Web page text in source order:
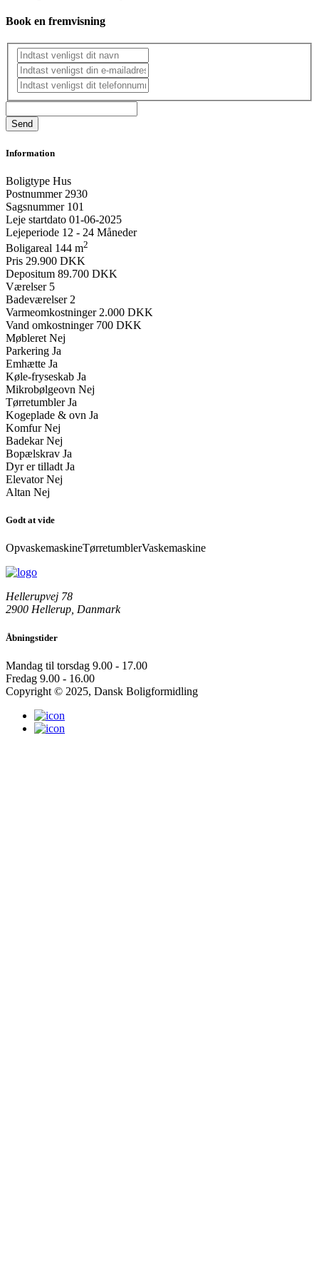
Book en fremvisning
Information
Boligtype Hus
Postnummer 2930
Sagsnummer 101
Leje startdato 01-06-2025
Lejeperiode 12 - 24 Måneder
Boligareal 144 m2
Pris 29.900 DKK
Depositum 89.700 DKK
Værelser 5
Badeværelser 2
Varmeomkostninger 2.000 DKK
Vand omkostninger 700 DKK
Møbleret Nej
Parkering Ja
Emhætte Ja
Køle-fryseskab Ja
Mikrobølgeovn Nej
Tørretumbler Ja
Kogeplade & ovn Ja
Komfur Nej
Badekar Nej
Bopælskrav Ja
Dyr er tilladt Ja
Elevator Nej
Altan Nej
Godt at vide
OpvaskemaskineTørretumblerVaskemaskine
Hellerupvej 78
2900 Hellerup, Danmark
Åbningstider
Mandag til torsdag 9.00 - 17.00
Fredag 9.00 - 16.00
Copyright © 2025, Dansk Boligformidling